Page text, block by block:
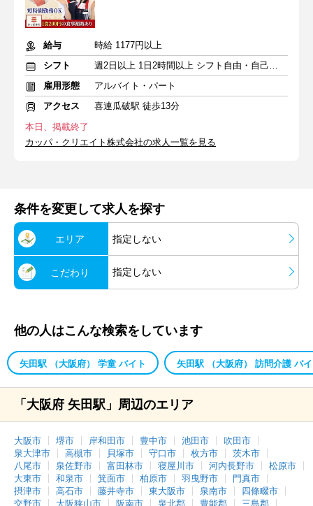
給与
時給 1177円以上
シフト
週2日以上 1日2時間以上 シフト自由・自己申告
雇用形態
アルバイト・パート
アクセス
喜連瓜破駅 徒歩13分
本日、掲載終了
カッパ・クリエイト株式会社の求人一覧を見る
条件を変更して求人を探す
エリア 指定しない
こだわり 指定しない
他の人はこんな検索をしています
矢田駅 （大阪府） 学童 バイト 矢田駅 （大阪府） 訪問介護 バ
「大阪府 矢田駅」周辺のエリア
大阪市 堺市 岸和田市 豊中市 池田市
吹田市
泉大津市
高槻市 貝塚市 守口市 枚方市
茨木市
八尾市
泉佐野市 富田林市 寝屋川市 河内長野市
松原市
大東市
和泉市 箕面市 柏原市 羽曳野市
門真市
摂津市
高石市 藤井寺市 東大阪市 泉南市
四條畷市
交野市
大阪狭山市 阪南市 泉北郡 豊能郡 三島郡